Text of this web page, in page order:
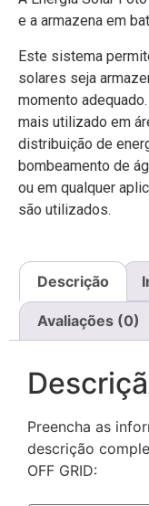
e a armazena em
Este sistema
solares seja
momento
mais utilizado em
distribuição de
bombeamento de
ou em qualquer
são utilizados.
Descrição
Avaliações (0)
Preencha as
descrição
OFF GRID: